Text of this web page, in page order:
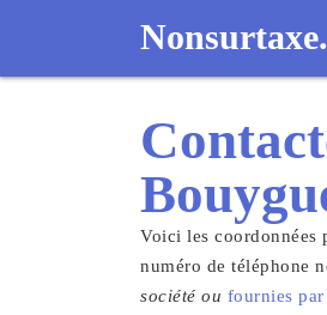
Voici les coordonnées
numéro de téléphone
société ou fournies